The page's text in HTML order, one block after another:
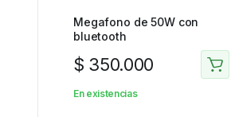
Megafono de 50W con
bluetooth
$ 350.000
En existencias